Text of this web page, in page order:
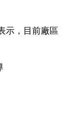
示，目前廠區